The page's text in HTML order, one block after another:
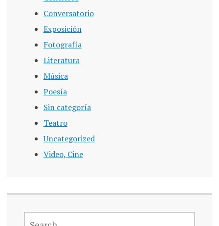
Conversatorio
Exposición
Fotografía
Literatura
Música
Poesía
Sin categoría
Teatro
Uncategorized
Video, Cine